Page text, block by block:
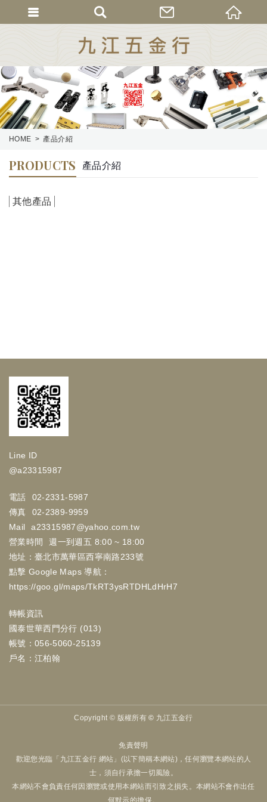
HOME 產品介紹
PRODUCTS 產品介紹
其他產品
Line ID
@a23315987
電話
02-2331-5987
傳真
02-2389-9959
Mail
a23315987@yahoo.com.tw
營業時間
週一到週五 8:00 ~ 18:00
地址：臺北市萬華區西寧南路233號
點擊 Google Maps 導航：
https://goo.gl/maps/TkRT3ysRTDHLdHrH7
轉帳資訊
國泰世華西門分行 (013)
帳號：056-5060-25139
戶名：江柏翰
Copyright © 版權所有 © 九江五金行
免責聲明
歡迎您光臨「九江五金行 網站」(以下簡稱本網站)，任何瀏覽本網站的人
士，須自行承擔一切風險。
本網站不會負責任何因瀏覽或使用本網站而引致之損失。本網站不會作出任
何默示的擔保。